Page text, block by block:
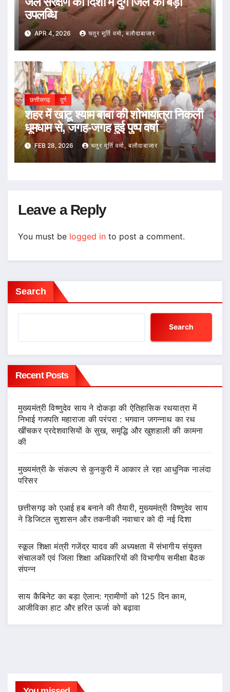
उपलब्धि
APR 4, 2026 चतुर मूर्ति वर्मा, बलौदाबाजार
छत्तीसगढ़ दुर्ग
शहर में खाटू श्याम बाबा की शोभायात्रा निकली
धूमधाम से, जगह-जगह हुई पुष्प वर्षा
FEB 28, 2026 चतुर मूर्ति वर्मा, बलौदाबाजार
Leave a Reply
You must be logged in to post a comment.
Search
Search
Recent Posts
मुख्यमंत्री विष्णुदेव साय ने दोकड़ा की ऐतिहासिक रथयात्रा में
निभाई गजपति महाराजा की परंपरा : भगवान जगन्नाथ का रथ
खींचकर प्रदेशवासियों के सुख, समृद्धि और खुशहाली की कामना
की
मुख्यमंत्री के संकल्प से कुनकुरी में आकार ले रहा आधुनिक नालंदा
परिसर
छत्तीसगढ़ को एआई हब बनाने की तैयारी, मुख्यमंत्री विष्णुदेव साय
ने डिजिटल सुशासन और तकनीकी नवाचार को दी नई दिशा
स्कूल शिक्षा मंत्री गजेंद्र यादव की अध्यक्षता में संभागीय संयुक्त
संचालकों एवं जिला शिक्षा अधिकारियों की विभागीय समीक्षा बैठक
संपन्न
साय कैबिनेट का बड़ा ऐलान: ग्रामीणों को 125 दिन काम,
आजीविका हाट और हरित ऊर्जा को बढ़ावा